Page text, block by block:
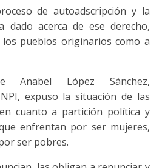
de autoadscripción y la
dado acerca de ese derecho,
pueblos originarios como a
Anabel López Sánchez,
expuso la situación de las
cuanto a partición política y
enfrentan por ser mujeres,
ser pobres.